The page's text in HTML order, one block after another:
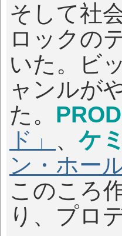
そして社
ロックの
いた。ビ
ャンルが
た。
ド」 、 ケ
ン・ホール
このころ
り、プロ